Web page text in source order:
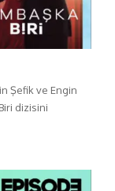
Şefik ve Engin
dizisini